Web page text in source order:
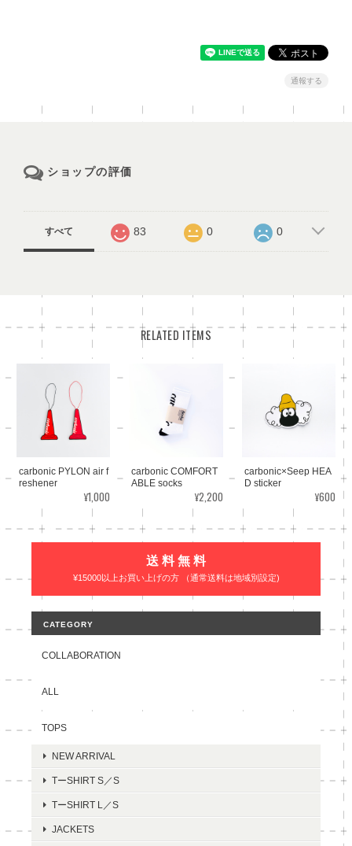
通報する
ショップの評価
すべて 83 0 0
RELATED ITEMS
carbonic PYLON air f
reshener
¥1,000
carbonic COMFORT
ABLE socks
¥2,200
carbonic×Seep HEA
D sticker
¥600
送 料 無 料
¥15000以上お買い上げの方 （通常送料は地域別設定)
CATEGORY
COLLABORATION
ALL
TOPS
NEW ARRIVAL
TーSHIRT S／S
TーSHIRT L／S
JACKETS